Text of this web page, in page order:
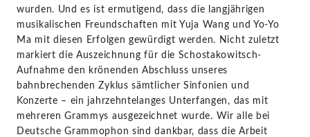
wurden. Und es ist ermutigend, dass die langjährigen
musikalischen Freundschaften mit Yuja Wang und Yo-Yo
Ma mit diesen Erfolgen gewürdigt werden. Nicht zuletzt
markiert die Auszeichnung für die Schostakowitsch-
Aufnahme den krönenden Abschluss unseres
bahnbrechenden Zyklus sämtlicher Sinfonien und
Konzerte – ein jahrzehntelanges Unterfangen, das mit
mehreren Grammys ausgezeichnet wurde. Wir alle bei
Deutsche Grammophon sind dankbar, dass die Arbeit